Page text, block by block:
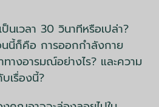
นเวลา 30 วินาทีหรือเปล่า?
นี้ก็คือ การออกกำลังกาย
งอารมณ์อย่างไร? และความ
เรื่องนี้?